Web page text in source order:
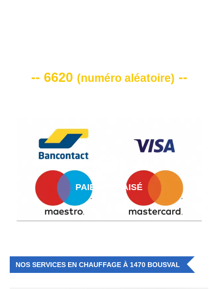
-- 6620 (numéro aléatoire) --
PAIEMENT AISÉ
NOS SERVICES EN CHAUFFAGE À 1470 BOUSVAL